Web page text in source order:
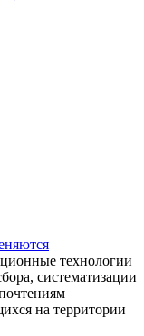
технологии
систематизации
на территории